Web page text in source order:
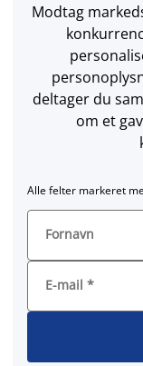
Modtag
deltager du
om et
Alle felter markeret
Fornavn
E-mail *